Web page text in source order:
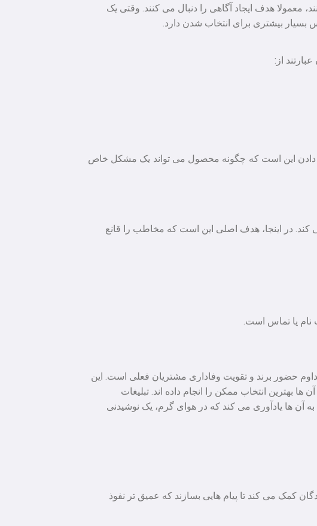
معمولا هدف ایجاد آگاهی را دنبال می کنند. وقتی یک
بسیار بیشتری برای انتخاب شدن دارد.
از:
دادن این است که چگونه محصول می تواند یک مشکل خاص
در اینجا، هدف اصلی این است که مخاطب را قانع
نام یا تماس است.
حضور برند و تقویت وفاداری مشتریان فعلی است. این
بهترین انتخاب ممکن را انجام داده اند. تبلیغات
به آن ها یادآوری می کند که در هوای گرم، یک نوشیدنی
کمک می کند تا پیام هایی بسازند که عمیق تر نفوذ